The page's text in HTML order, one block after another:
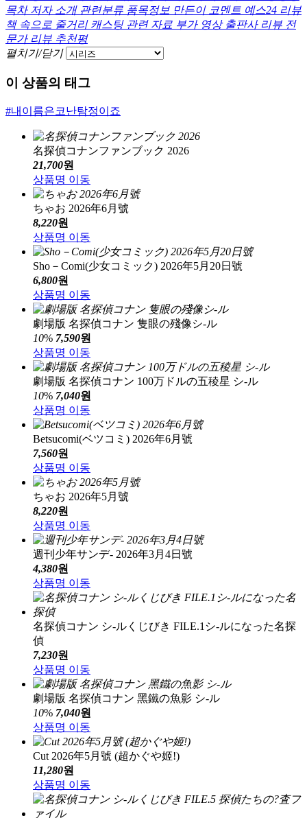
목차 저자 소개 관련분류 품목정보 만든이 코멘트 예스24 리뷰
책 속으로 줄거리 캐스팅 관련 자료 부가 영상 출판사 리뷰 전
문가 리뷰 추천평
펼치기/닫기
이 상품의 태그
#내이름은코난탐정이죠
名探偵コナンファンブック 2026
21,700원
상품명 이동
ちゃお 2026年6月號
8,220원
상품명 이동
Sho－Comi(少女コミック) 2026年5月20日號
6,800원
상품명 이동
劇場版 名探偵コナン 隻眼の殘像シ-ル
10% 7,590원
상품명 이동
劇場版 名探偵コナン 100万ドルの五稜星 シ-ル
10% 7,040원
상품명 이동
Betsucomi(ベツコミ) 2026年6月號
7,560원
상품명 이동
ちゃお 2026年5月號
8,220원
상품명 이동
週刊少年サンデ- 2026年3月4日號
4,380원
상품명 이동
名探偵コナン シ-ルくじびき FILE.1シ-ルになった名探
偵
7,230원
상품명 이동
劇場版 名探偵コナン 黑鐵の魚影 シ-ル
10% 7,040원
상품명 이동
Cut 2026年5月號 (超かぐや姬!)
11,280원
상품명 이동